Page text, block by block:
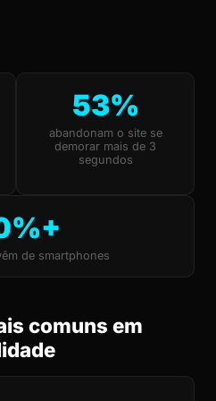
53%
abandonam o site se
demorar mais de 3
segundos
de smartphones
comuns em